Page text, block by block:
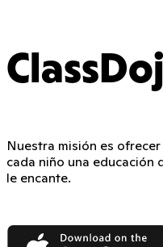
Nuestra misión es ofrecer
cada niño una educación
le encante.
App Store